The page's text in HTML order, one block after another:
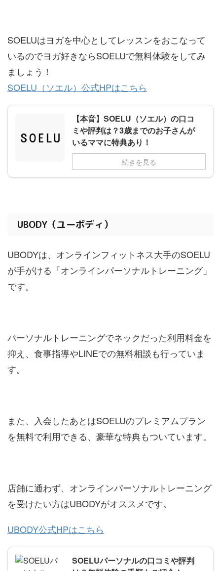
SOELUはヨガを中心としてレッスンをおこなって
いるのでヨガ好きならSOELUで無料体験をしてみ
ましょう！
SOELU（ソエル）公式HPはこちら
【本音】SOELU（ソエル）の口コ
ミや評判は？3歳までのお子さんが
いるママに特典あり！
続きを見る
UBODY（ユーボディ）
UBODYは、オンラインフィットネス大手のSOELU
が手がける「オンラインパーソナルトレーニング」
です。
パーソナルトレーニングでネックだった利用料金を
抑え、食事指導やLINEでの無料相談も行っていま
す。
また、入会したあとはSOELUのプレミアムプラン
を無料で利用できる、豪華な特典もついています。
店舗に通わず、オンラインパーソナルトレーニング
を受けたい方はUBODYがオススメです。
UBODY公式HPはこちら
SOELUパーソナルの口コミや評判